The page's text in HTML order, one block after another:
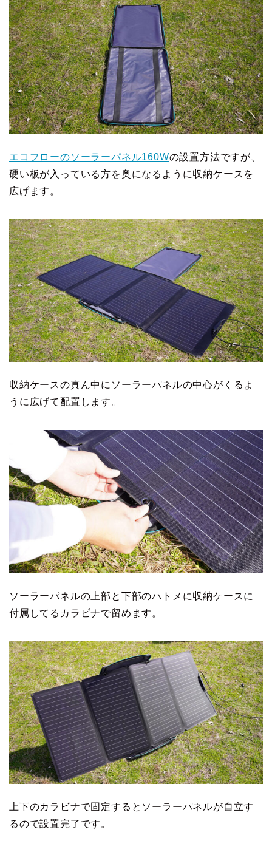
エコフローのソーラーパネル160Wの設置方法ですが、
硬い板が入っている方を奥になるように収納ケースを
広げます。
収納ケースの真ん中にソーラーパネルの中心がくるよ
うに広げて配置します。
ソーラーパネルの上部と下部のハトメに収納ケースに
付属してるカラビナで留めます。
上下のカラビナで固定するとソーラーパネルが自立す
るので設置完了です。